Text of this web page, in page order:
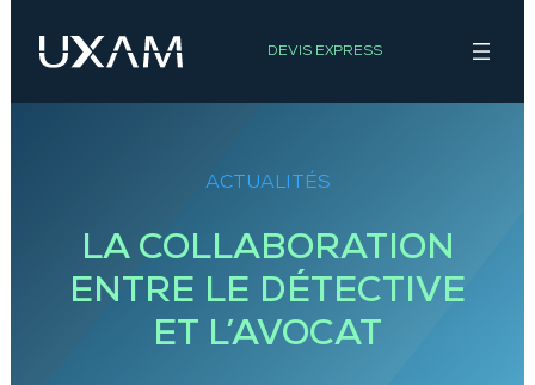
contenu
DEVIS EXPRESS
ACTUALITÉS
LA COLLABORATION
ENTRE LE DÉTECTIVE
ET L’AVOCAT